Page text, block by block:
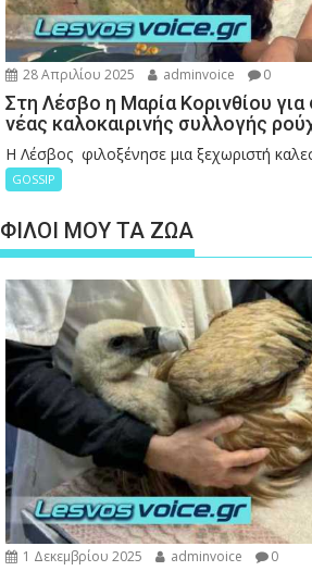
28 Απριλίου 2025 adminvoice 0
Στη Λέσβο η Μαρία Κορινθίου
νέας καλοκαιρινής συλλογής
Η Λέσβος φιλοξένησε μια ξεχωριστή
GOSSIP
ΦΙΛΟΙ ΜΟΥ ΤΑ ΖΩΑ
1 Δεκεμβρίου 2025 adminvoice 0